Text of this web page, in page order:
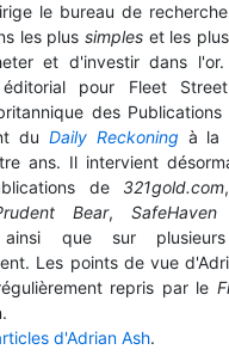
le bureau de
les plus simples et les
et d'investir dans
éditorial pour Fleet
des
du Daily Reckoning à la
ans. Il intervient
de 321gold.com
Bear, SafeHaven
que sur plusieurs
Les points de vue
repris par le
d'Adrian Ash.